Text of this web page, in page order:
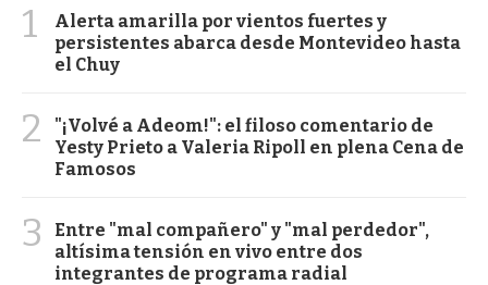
1
Alerta amarilla por vientos fuertes y
persistentes abarca desde Montevideo hasta
el Chuy
2
"¡Volvé a Adeom!": el filoso comentario de
Yesty Prieto a Valeria Ripoll en plena Cena de
Famosos
3
Entre "mal compañero" y "mal perdedor",
altísima tensión en vivo entre dos
integrantes de programa radial